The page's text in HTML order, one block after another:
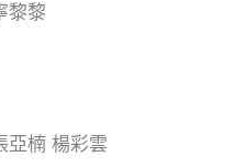
黎
楠 楊彩雲